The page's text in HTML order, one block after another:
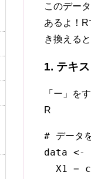
このデー
あるよ！R
き換える
1. テキ
「ー」を
R
# データ
data
X1 =